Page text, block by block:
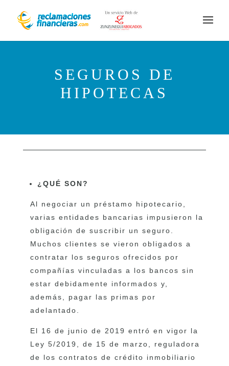
SEGUROS DE
HIPOTECAS
¿QUÉ SON?
Al negociar un préstamo hipotecario,
varias entidades bancarias impusieron la
obligación de suscribir un seguro.
Muchos clientes se vieron obligados a
contratar los seguros ofrecidos por
compañías vinculadas a los bancos sin
estar debidamente informados y,
además, pagar las primas por
adelantado.
El 16 de junio de 2019 entró en vigor la
Ley 5/2019, de 15 de marzo, reguladora
de los contratos de crédito inmobiliario